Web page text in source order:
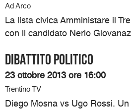
Ad Arco
La lista civica Amministare il
con il candidato Nerio
Dibattito politico
23 ottobre 2013 ore 16:00
Trentino TV
Diego Mosna vs Ugo Rossi.